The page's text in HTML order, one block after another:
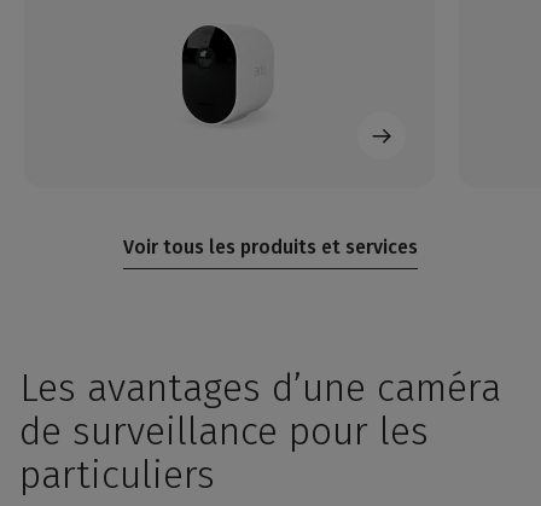
Voir tous les produits et services
Les avantages d’une caméra
de surveillance pour les
particuliers